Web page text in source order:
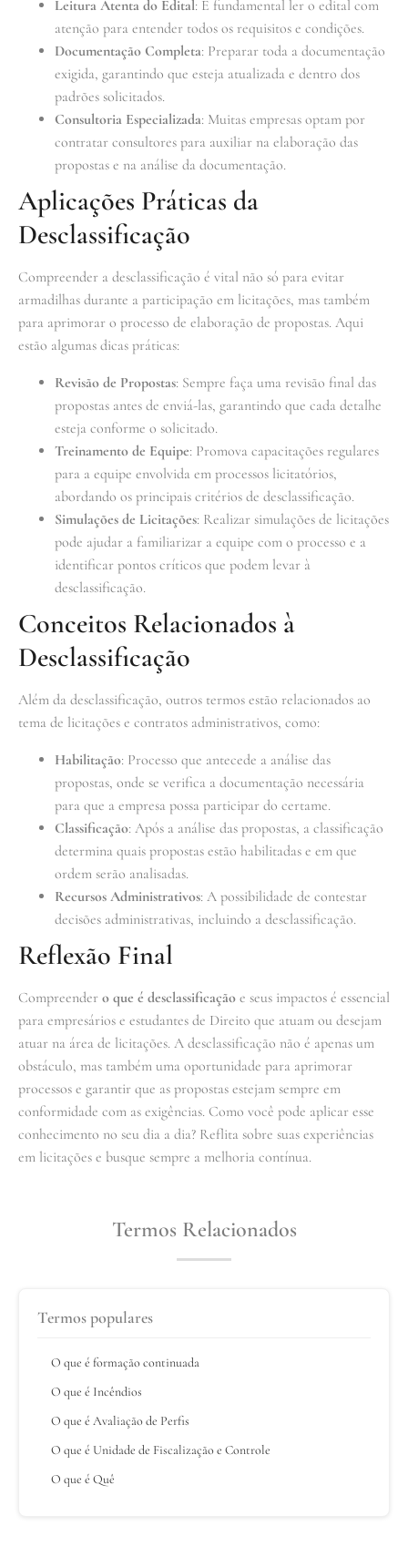
Leitura Atenta do Edital: É fundamental ler o edital com
atenção para entender todos os requisitos e condições.
Documentação Completa: Preparar toda a documentação
exigida, garantindo que esteja atualizada e dentro dos
padrões solicitados.
Consultoria Especializada: Muitas empresas optam por
contratar consultores para auxiliar na elaboração das
propostas e na análise da documentação.
Aplicações Práticas da
Desclassificação
Compreender a desclassificação é vital não só para evitar
armadilhas durante a participação em licitações, mas também
para aprimorar o processo de elaboração de propostas. Aqui
estão algumas dicas práticas:
Revisão de Propostas: Sempre faça uma revisão final das
propostas antes de enviá-las, garantindo que cada detalhe
esteja conforme o solicitado.
Treinamento de Equipe: Promova capacitações regulares
para a equipe envolvida em processos licitatórios,
abordando os principais critérios de desclassificação.
Simulações de Licitações: Realizar simulações de licitações
pode ajudar a familiarizar a equipe com o processo e a
identificar pontos críticos que podem levar à
desclassificação.
Conceitos Relacionados à
Desclassificação
Além da desclassificação, outros termos estão relacionados ao
tema de licitações e contratos administrativos, como:
Habilitação: Processo que antecede a análise das
propostas, onde se verifica a documentação necessária
para que a empresa possa participar do certame.
Classificação: Após a análise das propostas, a classificação
determina quais propostas estão habilitadas e em que
ordem serão analisadas.
Recursos Administrativos: A possibilidade de contestar
decisões administrativas, incluindo a desclassificação.
Reflexão Final
Compreender o que é desclassificação e seus impactos é essencial
para empresários e estudantes de Direito que atuam ou desejam
atuar na área de licitações. A desclassificação não é apenas um
obstáculo, mas também uma oportunidade para aprimorar
processos e garantir que as propostas estejam sempre em
conformidade com as exigências. Como você pode aplicar esse
conhecimento no seu dia a dia? Reflita sobre suas experiências
em licitações e busque sempre a melhoria contínua.
Termos Relacionados
Termos populares
O que é formação continuada
O que é Incêndios
O que é Avaliação de Perfis
O que é Unidade de Fiscalização e Controle
O que é Quê